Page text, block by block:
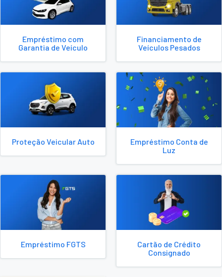
Empréstimo com
Garantia de Veículo
Financiamento de
Veículos Pesados
Proteção Veicular Auto
Empréstimo Conta de
Luz
Empréstimo FGTS
Cartão de Crédito
Consignado